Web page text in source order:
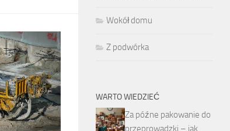
Wokół domu
Z podwórka
WARTO WIEDZIEĆ
Za późne pakowanie do
przeprowadzki – jak